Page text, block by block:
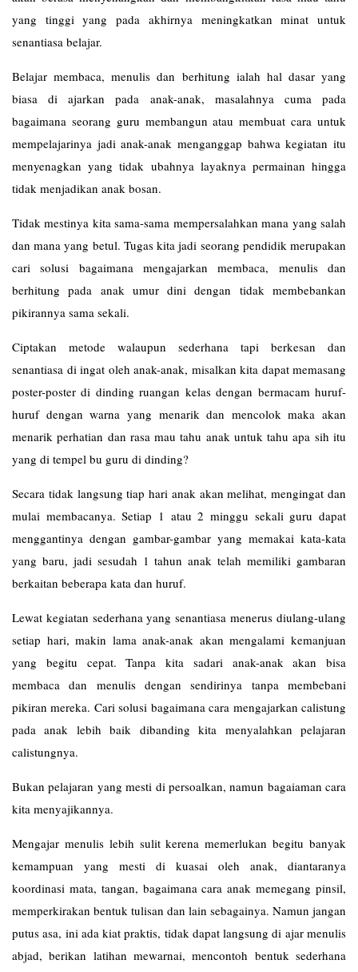
yang tinggi yang pada akhirnya meningkatkan minat untuk
senantiasa belajar.
Belajar membaca, menulis dan berhitung ialah hal dasar yang
biasa di ajarkan pada anak-anak, masalahnya cuma pada
bagaimana seorang guru membangun atau membuat cara untuk
mempelajarinya jadi anak-anak menganggap bahwa kegiatan itu
menyenagkan yang tidak ubahnya layaknya permainan hingga
tidak menjadikan anak bosan.
Tidak mestinya kita sama-sama mempersalahkan mana yang salah
dan mana yang betul. Tugas kita jadi seorang pendidik merupakan
cari solusi bagaimana mengajarkan membaca, menulis dan
berhitung pada anak umur dini dengan tidak membebankan
pikirannya sama sekali.
Ciptakan metode walaupun sederhana tapi berkesan dan
senantiasa di ingat oleh anak-anak, misalkan kita dapat memasang
poster-poster di dinding ruangan kelas dengan bermacam huruf-
huruf dengan warna yang menarik dan mencolok maka akan
menarik perhatian dan rasa mau tahu anak untuk tahu apa sih itu
yang di tempel bu guru di dinding?
Secara tidak langsung tiap hari anak akan melihat, mengingat dan
mulai membacanya. Setiap 1 atau 2 minggu sekali guru dapat
menggantinya dengan gambar-gambar yang memakai kata-kata
yang baru, jadi sesudah 1 tahun anak telah memiliki gambaran
berkaitan beberapa kata dan huruf.
Lewat kegiatan sederhana yang senantiasa menerus diulang-ulang
setiap hari, makin lama anak-anak akan mengalami kemanjuan
yang begitu cepat. Tanpa kita sadari anak-anak akan bisa
membaca dan menulis dengan sendirinya tanpa membebani
pikiran mereka. Cari solusi bagaimana cara mengajarkan calistung
pada anak lebih baik dibanding kita menyalahkan pelajaran
calistungnya.
Bukan pelajaran yang mesti di persoalkan, namun bagaiaman cara
kita menyajikannya.
Mengajar menulis lebih sulit kerena memerlukan begitu banyak
kemampuan yang mesti di kuasai oleh anak, diantaranya
koordinasi mata, tangan, bagaimana cara anak memegang pinsil,
memperkirakan bentuk tulisan dan lain sebagainya. Namun jangan
putus asa, ini ada kiat praktis, tidak dapat langsung di ajar menulis
abjad, berikan latihan mewarnai, mencontoh bentuk sederhana